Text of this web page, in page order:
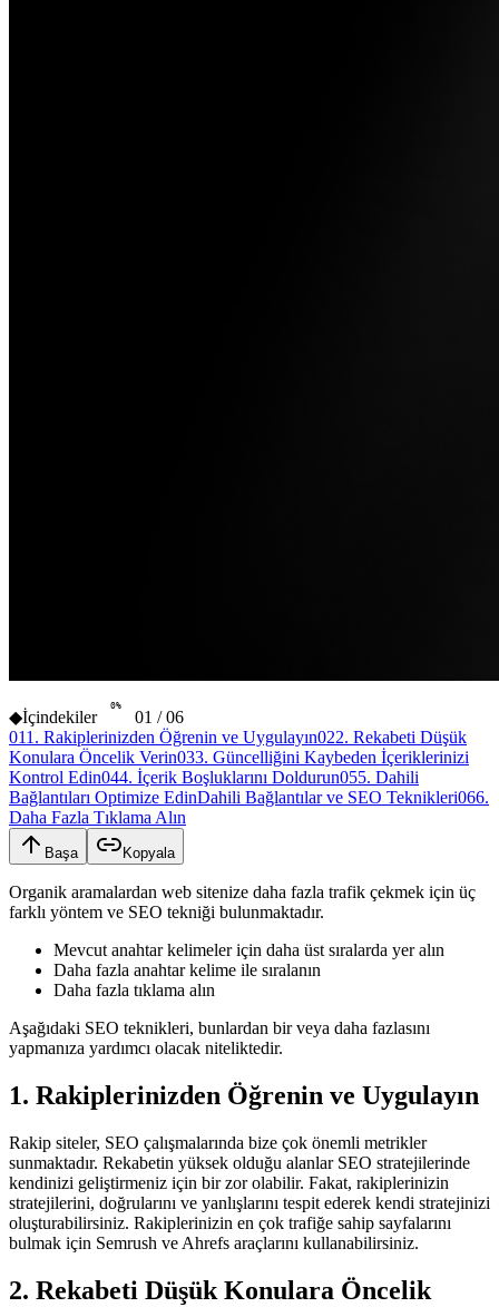
◆İçindekiler
0%
01 /06
011. Rakiplerinizden Öğrenin ve Uygulayın022. Rekabeti Düşük
Konulara Öncelik Verin033. Güncelliğini Kaybeden İçeriklerinizi
Kontrol Edin044. İçerik Boşluklarını Doldurun055. Dahili
Bağlantıları Optimize EdinDahili Bağlantılar ve SEO Teknikleri066.
Daha Fazla Tıklama Alın
Başa Kopyala
Organik aramalardan web sitenize daha fazla trafik çekmek için üç
farklı yöntem ve SEO tekniği bulunmaktadır.
Mevcut anahtar kelimeler için daha üst sıralarda yer alın
Daha fazla anahtar kelime ile sıralanın
Daha fazla tıklama alın
Aşağıdaki SEO teknikleri, bunlardan bir veya daha fazlasını
yapmanıza yardımcı olacak niteliktedir.
1. Rakiplerinizden Öğrenin ve Uygulayın
Rakip siteler, SEO çalışmalarında bize çok önemli metrikler
sunmaktadır. Rekabetin yüksek olduğu alanlar SEO stratejilerinde
kendinizi geliştirmeniz için bir zor olabilir. Fakat, rakiplerinizin
stratejilerini, doğrularını ve yanlışlarını tespit ederek kendi stratejinizi
oluşturabilirsiniz. Rakiplerinizin en çok trafiğe sahip sayfalarını
bulmak için Semrush ve Ahrefs araçlarını kullanabilirsiniz.
2. Rekabeti Düşük Konulara Öncelik